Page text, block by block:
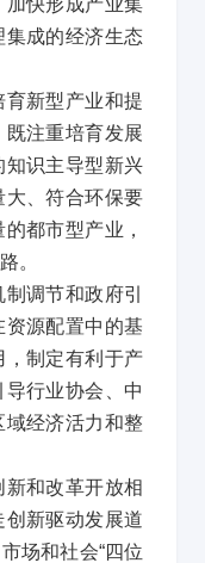
集成的经济生态
新型产业和提
注重培育发展
知识主导型新兴
大、符合环保要
都市型产业，
。
调节和政府引
源配置中的基
，制定有利于产
行业协会、中
域经济活力和整
和改革开放相
新驱动发展道
场和社会“四位